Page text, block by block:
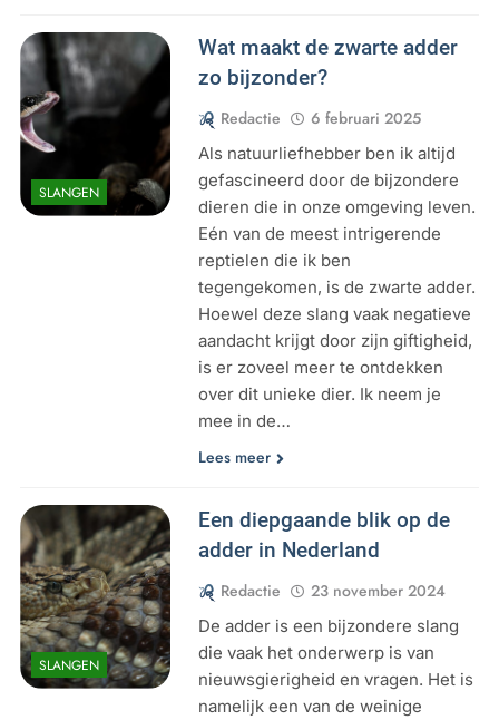
SLANGEN
Wat maakt de zwarte adder
zo bijzonder?
Redactie 6 februari 2025
Als natuurliefhebber ben ik altijd
gefascineerd door de bijzondere
dieren die in onze omgeving leven.
Eén van de meest intrigerende
reptielen die ik ben
tegengekomen, is de zwarte adder.
Hoewel deze slang vaak negatieve
aandacht krijgt door zijn giftigheid,
is er zoveel meer te ontdekken
over dit unieke dier. Ik neem je
mee in de…
Lees meer
SLANGEN
Een diepgaande blik op de
adder in Nederland
Redactie 23 november 2024
De adder is een bijzondere slang
die vaak het onderwerp is van
nieuwsgierigheid en vragen. Het is
namelijk een van de weinige